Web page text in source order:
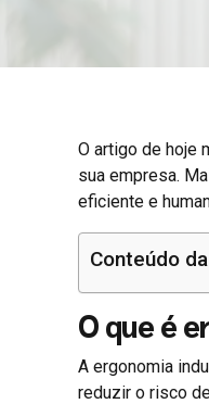
O artigo de hoje
sua empresa.
eficiente e
Conteúdo
O que é
A ergonomia
reduzir o risco